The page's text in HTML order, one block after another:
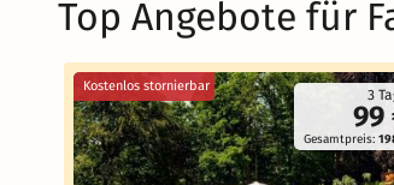
Top Angebote für
3
99
Gesamtpreis:
Kostenlos stornierbar